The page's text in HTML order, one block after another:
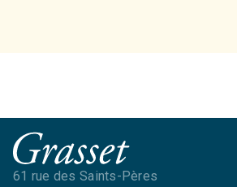
61 rue des Saints-Pères